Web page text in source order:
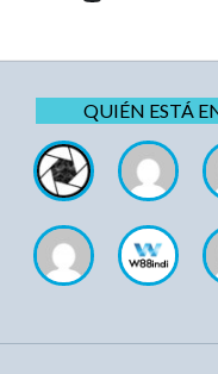
QUIÉN ESTÁ